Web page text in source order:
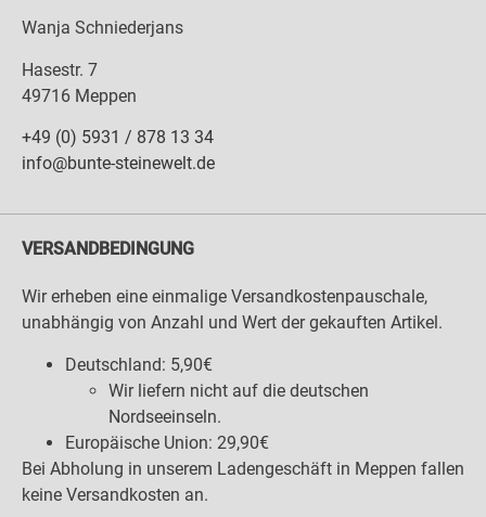
Wanja Schniederjans
Hasestr. 7
49716 Meppen
+49 (0) 5931 / 878 13 34
info@bunte-steinewelt.de
VERSANDBEDINGUNG
Wir erheben eine einmalige Versandkostenpauschale,
unabhängig von Anzahl und Wert der gekauften Artikel.
Deutschland: 5,90€
Wir liefern nicht auf die deutschen
Nordseeinseln.
Europäische Union: 29,90€
Bei Abholung in unserem Ladengeschäft in Meppen fallen
keine Versandkosten an.